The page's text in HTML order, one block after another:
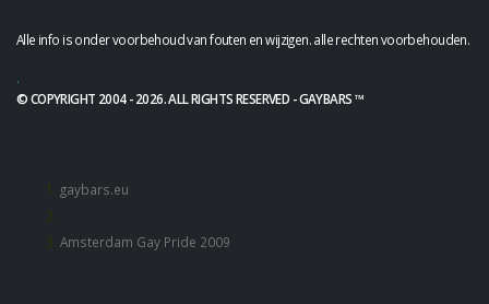
Alle info is onder voorbehoud van fouten en wijzigen. alle rechten voorbehouden.
.
© COPYRIGHT 2004 - 2026. ALL RIGHTS RESERVED - GAYBARS ™
gaybars.eu
Amsterdam Gay Pride 2009